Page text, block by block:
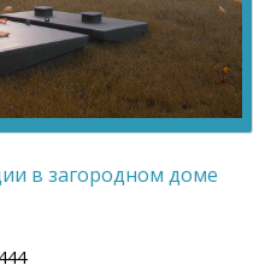
в загородном доме